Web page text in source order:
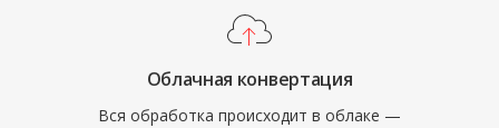
Облачная конвертация
Вся обработка происходит в облаке —